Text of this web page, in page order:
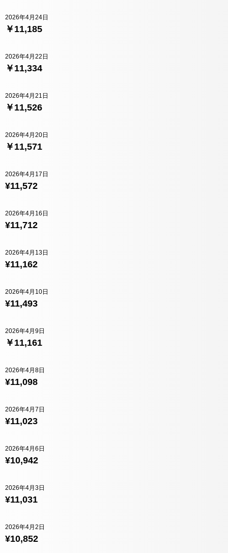
￥11,185
2026年4月24日
￥11,334
2026年4月22日
￥11,526
2026年4月21日
￥11,571
2026年4月20日
¥11,572
2026年4月17日
¥11,712
2026年4月16日
¥11,162
2026年4月13日
¥11,493
2026年4月10日
￥11,161
2026年4月9日
¥11,098
2026年4月8日
¥11,023
2026年4月7日
¥10,942
2026年4月6日
¥11,031
2026年4月3日
¥10,852
2026年4月2日